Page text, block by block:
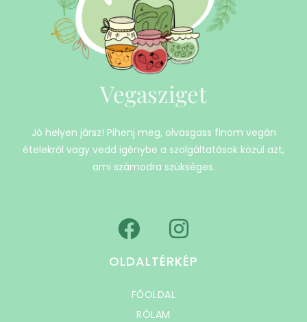
Vegasziget
Jó helyen jársz! Pihenj meg, olvasgass finom vegán
ételekről vagy vedd igénybe a szolgáltatások közül azt,
ami számodra szükséges.
OLDALTÉRKÉP
FŐOLDAL
RÓLAM